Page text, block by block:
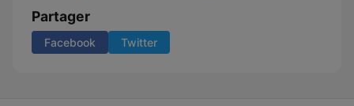
Partager
Facebook Twitter